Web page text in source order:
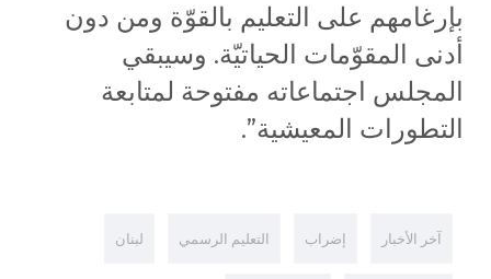
بإرغامهم على التعليم بالقوّة ومن دون
أدنى المقوّمات الحياتيّة. وسيبقي
المجلس اجتماعاته مفتوحة لمتابعة
التطورات المعيشية”.
آخر الأخبار إضراب التعليم الرسمي لبنان